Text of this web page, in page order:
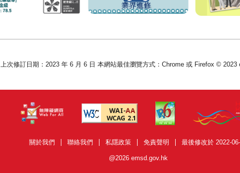
上次修訂日期：2023 年 6 月 6 日 本網站最佳瀏覽方式：Chrome 或 Firefox © 2023
關於我們 聯絡我們 私隱政策 免責聲明 最後修改於 2022-
@2026 emsd.gov.hk